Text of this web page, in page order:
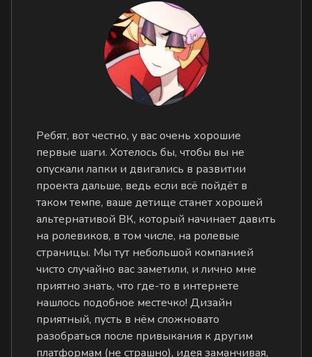
Ребят, вот честно, у вас очень хорошие
первые шаги. Хотелось бы, чтобы вы не
опускали лапки и двигались в развитии
проекта дальше, ведь если всё пойдёт в
таком темпе, ваше детище станет хорошей
альтернативой ВК, который начинает давить
на ролевиков, в том числе, на ролевые
страницы. Мы тут небольшой компанией
чисто случайно вас заметили, и лично мне
приятно знать, что где-то в интернете
нашлось подобное местечко! Дизайн
приятный, пусть в нём сложновато
разобраться после привыкания к другим
платформам (не страшно), идея заманчивая,